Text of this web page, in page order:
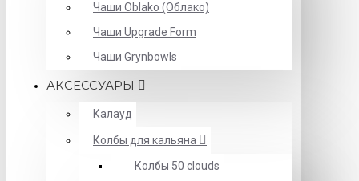
Чаши Oblako (Облако)
Чаши Upgrade Form
Чаши Grynbowls
АКСЕССУАРЫ
Калауд
Колбы для кальяна
Колбы 50 clouds